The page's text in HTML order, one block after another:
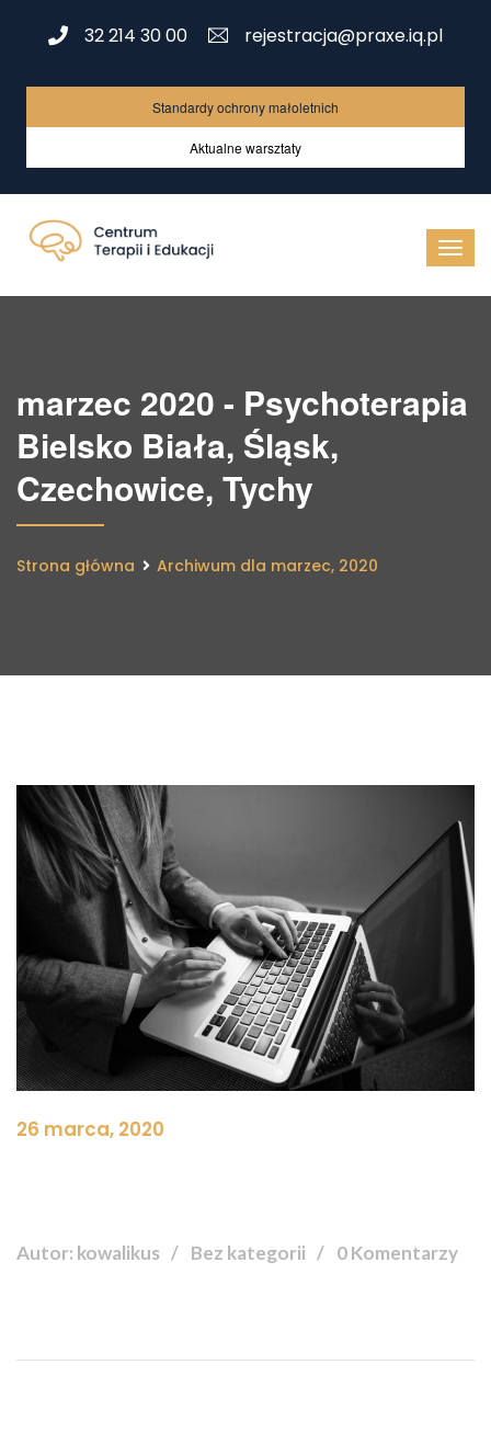
32 214 30 00 rejestracja@praxe.iq.pl
Standardy ochrony małoletnich
Aktualne warsztaty
marzec 2020 - Psychoterapia
Bielsko Biała, Śląsk,
Czechowice, Tychy
Strona główna Archiwum dla marzec, 2020
26 marca, 2020
Autor: kowalikus Bez kategorii 0 Komentarzy